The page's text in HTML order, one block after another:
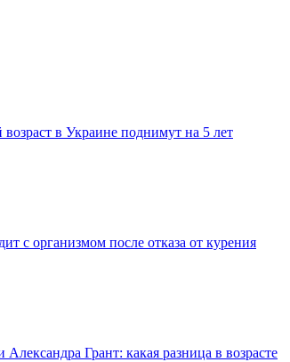
в Украине поднимут на 5 лет
с организмом после отказа от курения
Грант: какая разница в возрасте